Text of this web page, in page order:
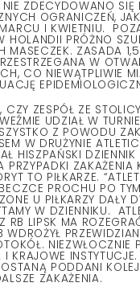
ZDECYDOWANO SIĘ
OGRANICZEŃ,
I KWIETNIU.
HOLANDII PRÓŻNO
MASECZEK. ZASADA
W
CO NIEWĄTPLIWIE
CZY ZESPÓŁ ZE
UDZIAŁ W
Z POWODU
W DRUŻYNIE
HISZPAŃSKI DZIENNIK
PRZYPADKI ZAKAŻENIA
TO PIŁKARZE.
PROCHU PO
U PIŁKARZY DAŁY
W DZIENNIKU.
RB LIPSK MA
WDROŻYŁ
NIEZWŁOCZNIE
I KRAJOWE
PODDANI
ZAKAŻENIA.